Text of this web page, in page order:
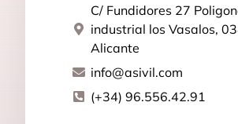
C/ Fundidores 27
industrial los Vasalos,
Alicante
info@asivil.com
(+34) 96.556.42.91